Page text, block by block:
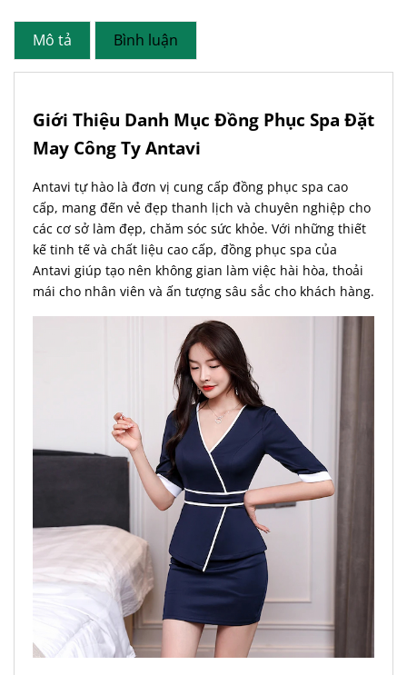
Mô tả Bình luận
Giới Thiệu Danh Mục Đồng Phục Spa Đặt
May Công Ty Antavi
Antavi tự hào là đơn vị cung cấp đồng phục spa cao
cấp, mang đến vẻ đẹp thanh lịch và chuyên nghiệp cho
các cơ sở làm đẹp, chăm sóc sức khỏe. Với những thiết
kế tinh tế và chất liệu cao cấp, đồng phục spa của
Antavi giúp tạo nên không gian làm việc hài hòa, thoải
mái cho nhân viên và ấn tượng sâu sắc cho khách hàng.